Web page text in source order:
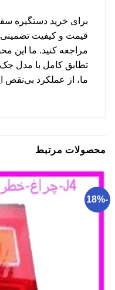
قیمت و کیفیت
مراجعه کنید. ما این
ما، از عملکرد بی‌نقص
محصولات مرتبط
-18%